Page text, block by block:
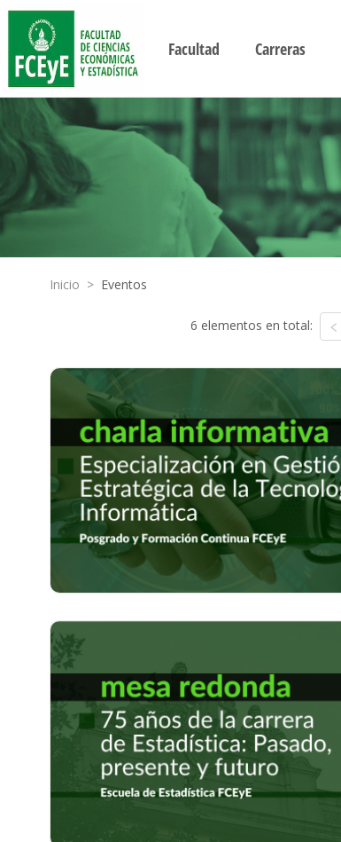
Facultad Carreras
Inicio > Eventos
6 elementos en total: